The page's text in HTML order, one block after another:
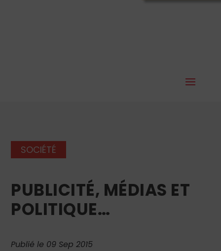
SOCIÉTÉ
PUBLICITÉ, MÉDIAS ET
POLITIQUE…
Publié le 09 Sep 2015